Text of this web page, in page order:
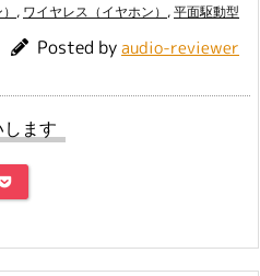
, ワイヤレス（イヤホン） ,平面駆動型
Posted byaudio-reviewer
ます